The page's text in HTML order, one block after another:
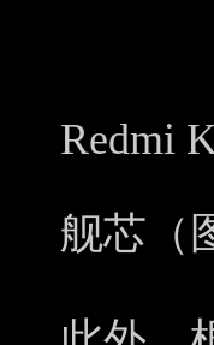
Redmi
舰芯（